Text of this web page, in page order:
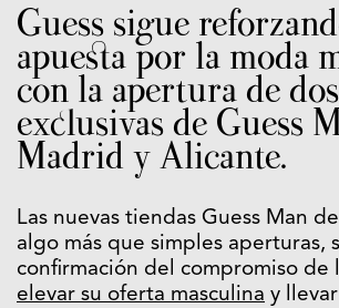
Guess sigue
apuesta por la moda
con la apertura de
exclusivas de Guess
Madrid y Alicante.
Las nuevas tiendas Guess Man
algo más que simples aperturas,
confirmación del compromiso de
elevar su oferta masculina y